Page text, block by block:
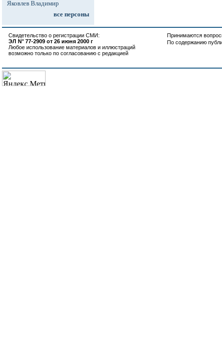
Яковлев Владимир
все персоны
Свидетельство о регистрации СМИ:
ЭЛ N° 77-2909 от 26 июня 2000 г
Любое использование материалов и иллюстраций
возможно только по согласованию с редакцией
Принимаются
По содержанию